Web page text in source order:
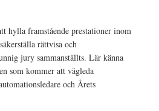
hylla framstående prestationer inom
rättvisa och
jury sammanställts. Lär känna
som kommer att vägleda
och Årets